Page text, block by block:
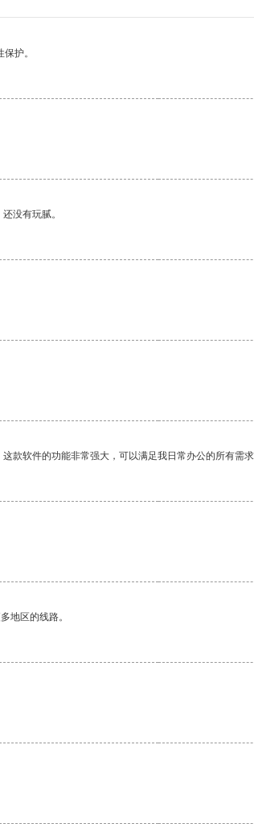
护。
没有玩腻。
款软件的功能非常强大，可以满足我日常办公的所有需
地区的线路。